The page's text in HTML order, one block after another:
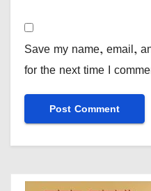
Save my name, email,
for the next time I